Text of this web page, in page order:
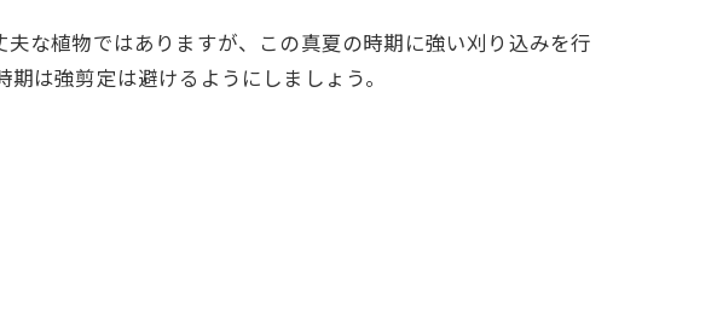
な植物ではありますが、この真夏の時期に強い刈り込みを行
は強剪定は避けるようにしましょう。